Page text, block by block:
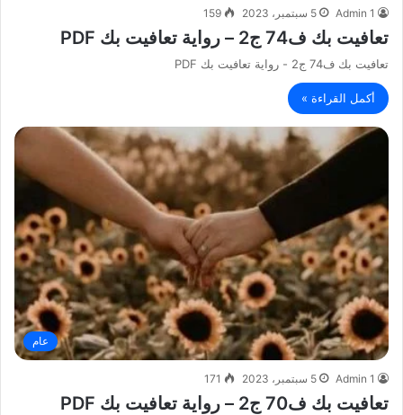
Admin 1 5 سبتمبر، 2023 159
تعافيت بك ف74 ج2 – رواية تعافيت بك PDF
تعافيت بك ف74 ج2 - رواية تعافيت بك PDF
أكمل القراءة »
عام
Admin 1 5 سبتمبر، 2023 171
تعافيت بك ف70 ج2 – رواية تعافيت بك PDF